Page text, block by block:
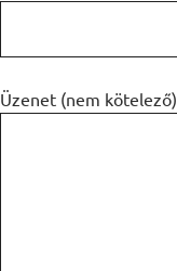
Üzenet (nem kötelező)